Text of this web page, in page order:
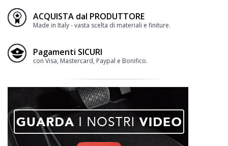
ACQUISTA dal PRODUTTORE
Made in Italy - vasta scelta di materiali e finiture.
Pagamenti SICURI
con Visa, Mastercard, Paypal e Bonifico.